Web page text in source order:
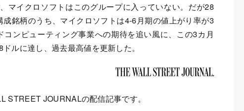
マイクロソフトはこのグループに入っていない。だが28
銘柄のうち、マイクロソフトは4-6月期の値上がり率が3
ンピューティング事業への期待を追い風に、この3カ月
ルに達し、過去最高値を更新した。
STREET JOURNALの配信記事です。